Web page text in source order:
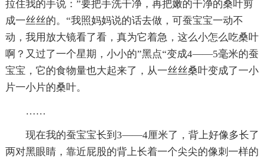
拉住我的手说：”要把手洗干净，再把嫩的干净的桑叶剪
成一丝丝的。“我照妈妈说的话去做，可蚕宝宝一动不
动，我用放大镜看了看，真为它着急，这么小怎么吃桑叶
啊？又过了一个星期，小小的”黑点“变成4——5毫米的蚕
宝宝，它的食物量也大起来了，从一丝丝桑叶变成了一小
片一小片的桑叶。
……
现在我的蚕宝宝长到3——4厘米了，背上好像多长了
两对黑眼睛，靠近屁股的背上长着一个尖尖的像刺一样的